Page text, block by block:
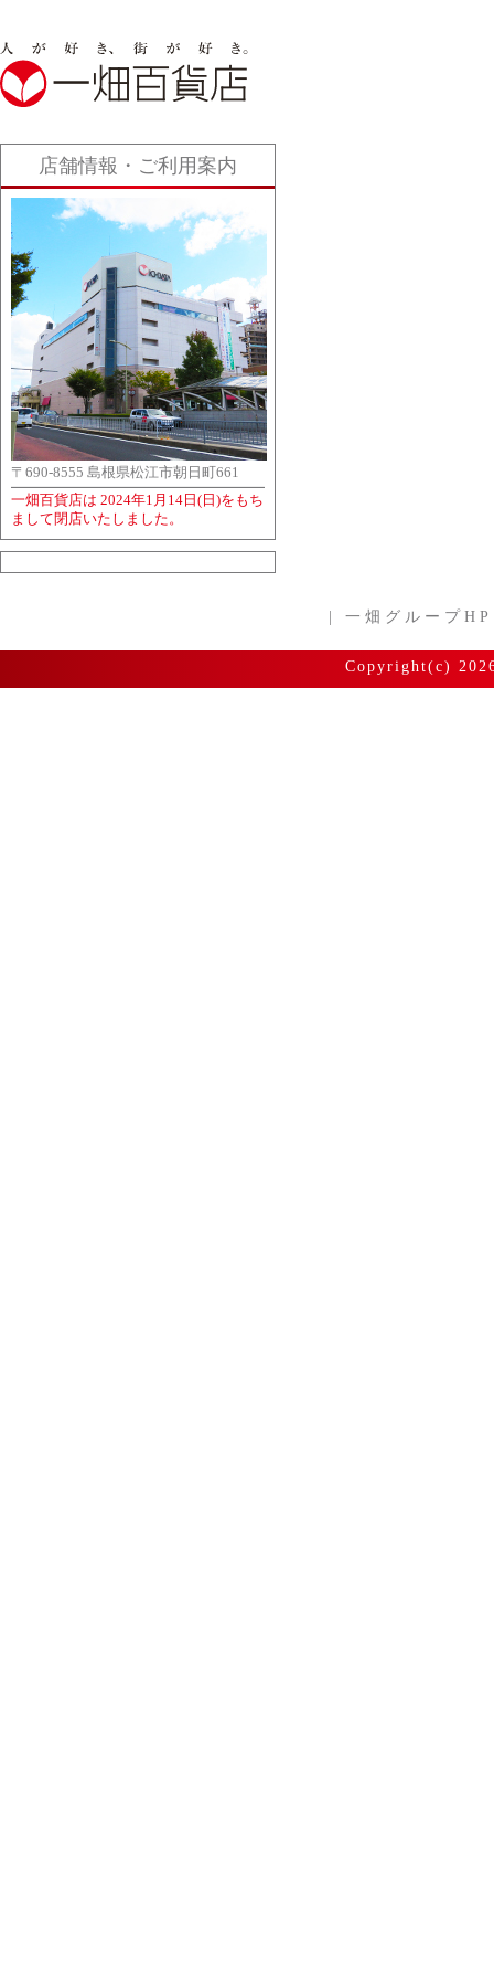
店舗情報・ご利用案内
〒690-8555 島根県松江市朝日町661
一畑百貨店は 2024年1月14日(日)をもち
まして閉店いたしました。
一畑グループHP
Copyright(c)